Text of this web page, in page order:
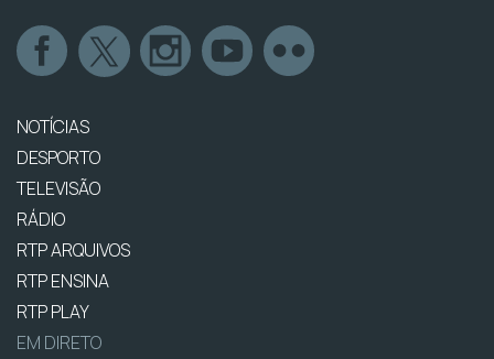
NOTÍCIAS
DESPORTO
TELEVISÃO
RÁDIO
RTP ARQUIVOS
RTP ENSINA
RTP PLAY
EM DIRETO